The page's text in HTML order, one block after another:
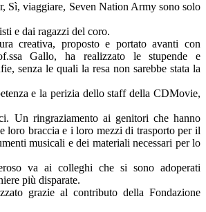
Sì, viaggiare, Seven Nation Army sono solo
e dai ragazzi del coro.
creativa, proposto e portato avanti con
Gallo, ha realizzato le stupende e
senza le quali la resa non sarebbe stata la
e la perizia dello staff della CDMovie,
Un ringraziamento ai genitori che hanno
loro braccia e i loro mezzi di trasporto per il
musicali e dei materiali necessari per lo
va ai colleghi che si sono adoperati
più disparate.
grazie al contributo della Fondazione